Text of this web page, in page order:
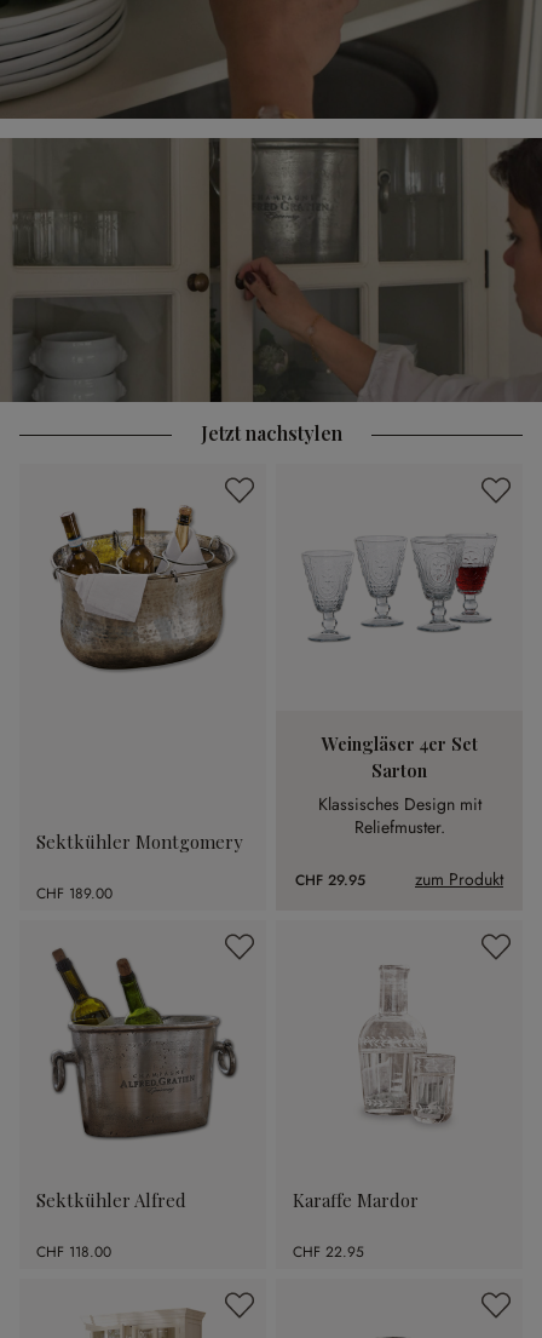
Jetzt nachstylen
Sektkühler Montgomery
CHF 189.00
Weingläser 4er Set
Sarton
Klassisches Design mit
Reliefmuster.
CHF 29.95 zum Produkt
Sektkühler Alfred
CHF 118.00
Karaffe Mardor
CHF 22.95